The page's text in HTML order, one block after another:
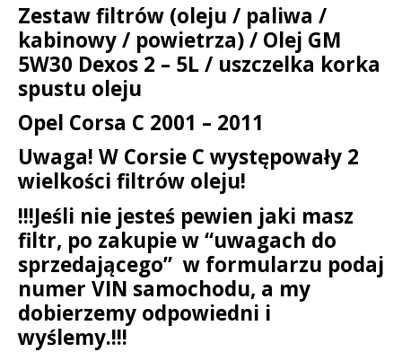
1.2
1.4
do
numeru
silnika
19MA9234
Zestaw filtrów (oleju / paliwa /
kabinowy / powietrza) / Olej GM
5W30 Dexos 2 – 5L / uszczelka korka
spustu oleju
Opel Corsa C 2001 – 2011
Uwaga! W Corsie C występowały 2
wielkości filtrów oleju!
!!!Jeśli nie jesteś pewien jaki masz
filtr, po zakupie w “uwagach do
sprzedającego” w formularzu podaj
numer VIN samochodu, a my
dobierzemy odpowiedni i
wyślemy.!!!